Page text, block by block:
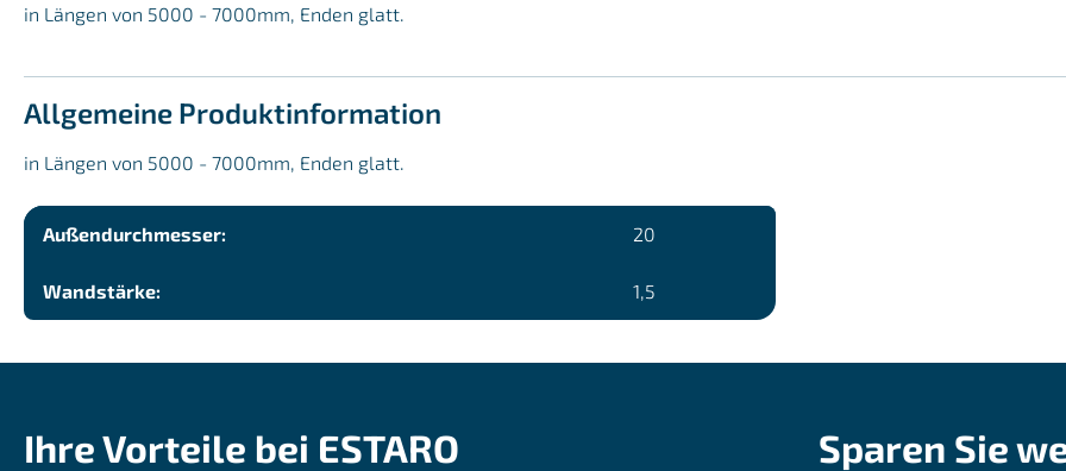
in Längen von 5000 - 7000mm, Enden glatt.
Allgemeine Produktinformation
in Längen von 5000 - 7000mm, Enden glatt.
Außendurchmesser: 20
Wandstärke: 1,5
Ihre Vorteile bei ESTARO Sparen Sie